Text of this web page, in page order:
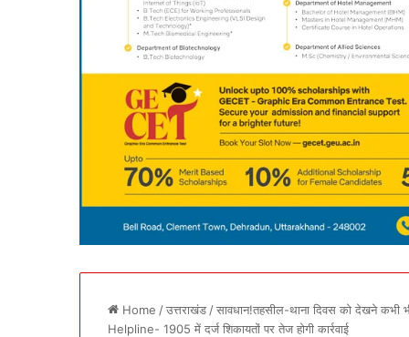
Home /उत्तराखंड /सावधान!तहसील-थाना दिवस को देखने
Helpline- 1905 में दर्ज शिकायतों पर तेज होगी कार्रवाई